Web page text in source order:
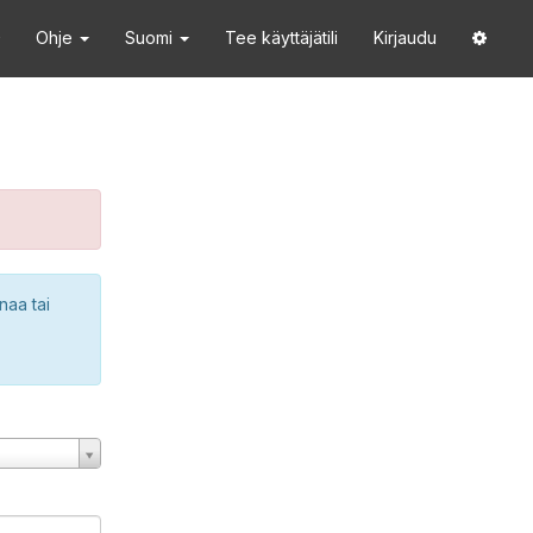
Ohje Suomi Tee käyttäjätili Kirjaudu
tai